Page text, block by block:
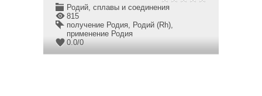
Родий, сплавы и соединения
815
получение Родия, Родий (Rh),
применение Родия
0.0/0